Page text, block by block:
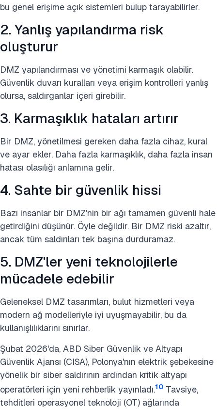
bu genel erişime açık sistemleri bulup tarayabilirler.
2. Yanlış yapılandırma risk
oluşturur
DMZ yapılandırması ve yönetimi karmaşık olabilir.
Güvenlik duvarı kuralları veya erişim kontrolleri yanlış
olursa, saldırganlar içeri girebilir.
3. Karmaşıklık hataları artırır
Bir DMZ, yönetilmesi gereken daha fazla cihaz, kural
ve ayar ekler. Daha fazla karmaşıklık, daha fazla insan
hatası olasılığı anlamına gelir.
4. Sahte bir güvenlik hissi
Bazı insanlar bir DMZ'nin bir ağı tamamen güvenli hale
getirdiğini düşünür. Öyle değildir. Bir DMZ riski azaltır,
ancak tüm saldırıları tek başına durduramaz.
5. DMZ'ler yeni teknolojilerle
mücadele edebilir
Geleneksel DMZ tasarımları, bulut hizmetleri veya
modern ağ modelleriyle iyi uyuşmayabilir, bu da
kullanışlılıklarını sınırlar.
Şubat 2026'da, ABD Siber Güvenlik ve Altyapı
Güvenlik Ajansı (CISA), Polonya'nın elektrik şebekesine
yönelik bir siber saldırının ardından kritik altyapı
operatörleri için yeni rehberlik yayınladı.10 Tavsiye,
tehditleri operasyonel teknoloji (OT) ağlarında